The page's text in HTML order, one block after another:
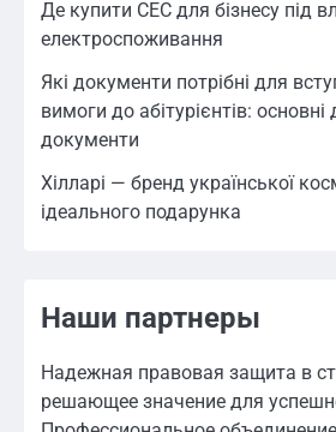
Де купити СЕС для бізнесу під
електроспоживання
Які документи потрібні для
вимоги до абітурієнтів: основні
документи
Хілларі — бренд української
ідеального подарунка
Наши партнеры
Надежная правовая защита в
решающее значение для